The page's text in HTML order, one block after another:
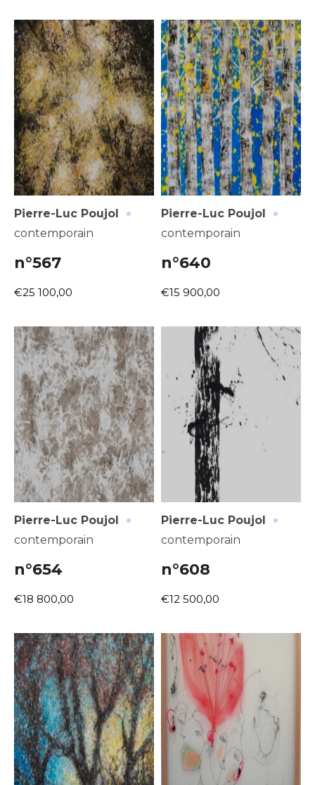
Pierre-Luc Poujol ·
contemporain
n°567
€25 100,00
Pierre-Luc Poujol ·
contemporain
n°640
€15 900,00
Pierre-Luc Poujol ·
contemporain
n°654
€18 800,00
Pierre-Luc Poujol ·
contemporain
n°608
€12 500,00